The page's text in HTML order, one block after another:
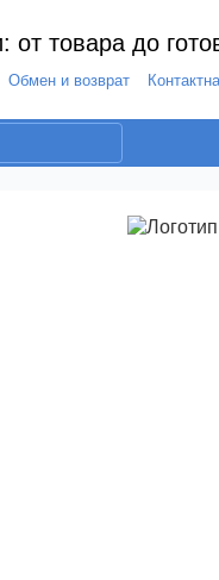
от товара до
Обмен и возврат